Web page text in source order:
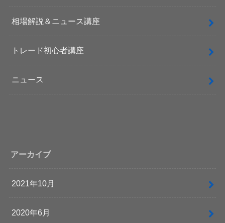
相場解説＆ニュース講座
トレード初心者講座
ニュース
アーカイブ
2021年10月
2020年6月